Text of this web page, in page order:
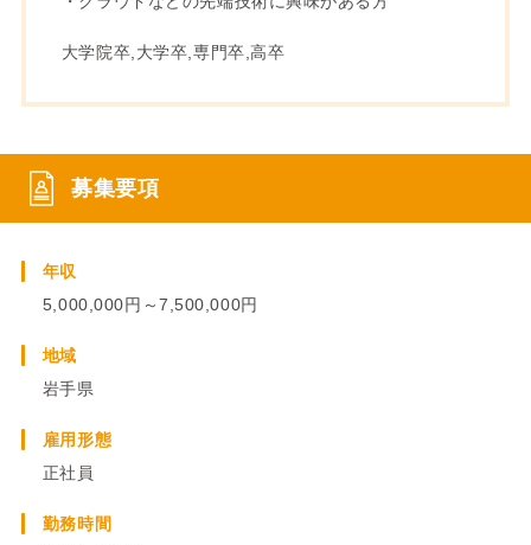
大学院卒,大学卒,専門卒,高卒
募集要項
年収
5,000,000円～7,500,000円
地域
岩手県
雇用形態
正社員
勤務時間